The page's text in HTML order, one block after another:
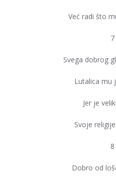
Već radi što
7
Svega dobrog
Lutalica mu
Jer je
Svoje
8
Dobro od